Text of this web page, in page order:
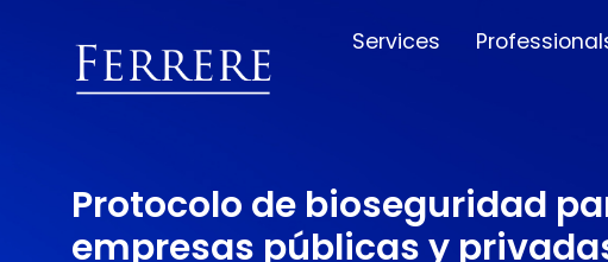
Services
Protocolo de bioseguridad
empresas públicas y